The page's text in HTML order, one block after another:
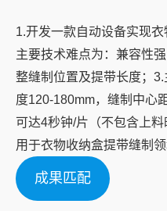
1.开发一款自动设备实现
主要技术难点为：兼容性
整缝制位置及提带长度；
度120-180mm，缝制中心
可达4秒钟/片（不包含上
用于衣物收纳盒提带缝制领
成果匹配